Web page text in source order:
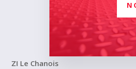
ZI Le Chanois